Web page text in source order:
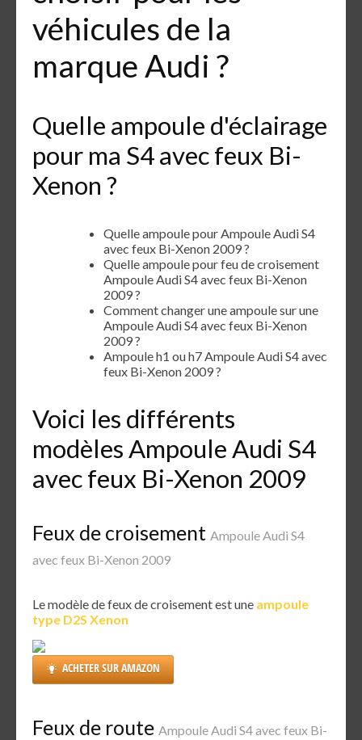
véhicules de la
marque Audi ?
Quelle ampoule d'éclairage
pour ma S4 avec feux Bi-
Xenon ?
Quelle ampoule pour Ampoule Audi S4
avec feux Bi-Xenon 2009 ?
Quelle ampoule pour feu de croisement
Ampoule Audi S4 avec feux Bi-Xenon
2009 ?
Comment changer une ampoule sur une
Ampoule Audi S4 avec feux Bi-Xenon
2009 ?
Ampoule h1 ou h7 Ampoule Audi S4 avec
feux Bi-Xenon 2009 ?
Voici les différents
modèles Ampoule Audi S4
avec feux Bi-Xenon 2009
Feux de croisement Ampoule Audi S4
avec feux Bi-Xenon 2009
Le modèle de feux de croisement est une ampoule
type D2S Xenon
ACHETER SUR AMAZON
Feux de route Ampoule Audi S4 avec feux Bi-